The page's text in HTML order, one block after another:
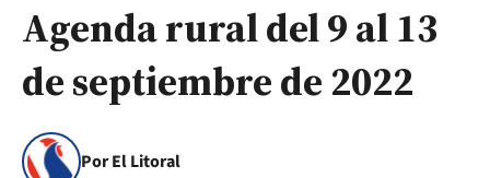
Agenda rural del 9 al 13
de septiembre de 2022
Por El Litoral